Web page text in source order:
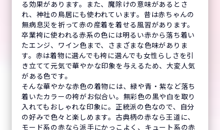
る効果があります。また、魔除けの意味があるとさ
れ、神社の鳥居にも使われています。昔は赤ちゃんの
無病息災を祈って赤の産着を着せる風習があります。
卒業袴に使われる赤系の色には明るい赤から落ち着い
たエンジ、ワイン色まで、さまざまな色味がありま
す。赤は着物に選んでも袴に選んでも女性らしさを引
き立てて元気で華やかな印象を与えるため、大変人気
がある色です。
そんな華やかな赤色の着物には、緑や青・紫など落ち
着いたカラーの袴がお似合い。無彩色の黒や白を取り
入れてもおしゃれな印象に。正統派の色なので、自分
の好みで色々と楽しめます。古典柄の赤なら王道に、
モード系の赤なら派手にかっこよく、キュート系の赤